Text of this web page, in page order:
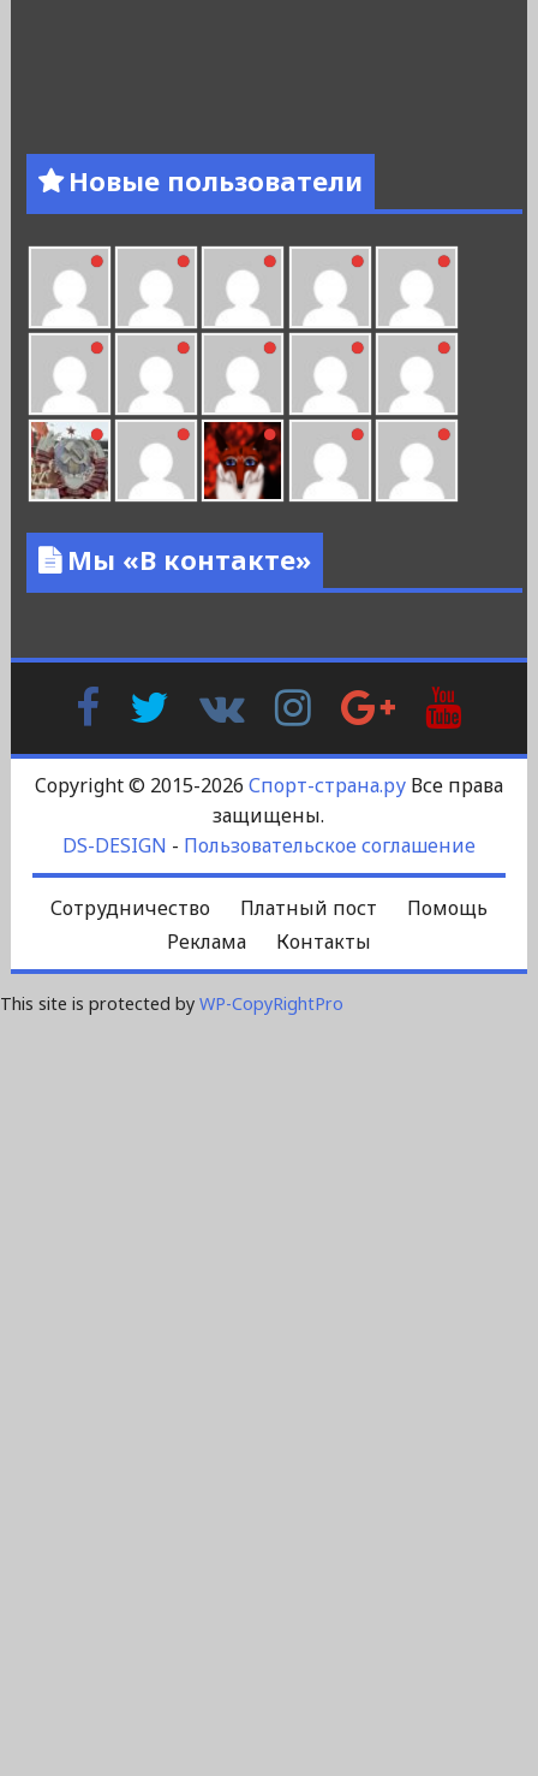
Новые пользователи
Мы «В контакте»
FacebookTwitter
Контакте
InstagramGoogle
Plus
Copyright © 2015-2026 Спорт-страна.руВсе права
защищены.
DS-DESIGN - Пользовательское соглашение
Сотрудничество Платный пост
Помощь
Реклама
Контакты
This site is protected by WP-CopyRightPro